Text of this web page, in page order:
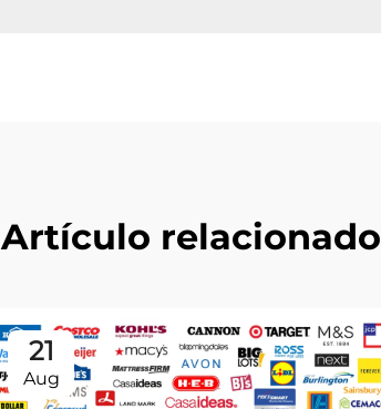
Artículo relacionado
21
Aug